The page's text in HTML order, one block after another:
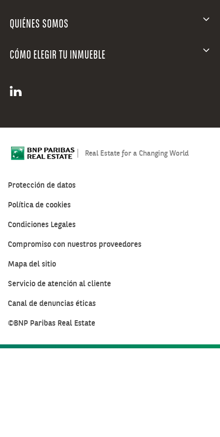
QUIÉNES SOMOS
CÓMO ELEGIR TU INMUEBLE
Real Estate for a Changing World
Protección de datos
Política de cookies
Condiciones Legales
Compromiso con nuestros proveedores
Mapa del sitio
Servicio de atención al cliente
Canal de denuncias éticas
©BNP Paribas Real Estate